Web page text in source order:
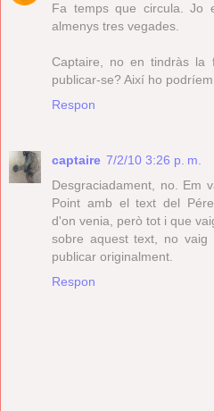
Fa temps que circula. Jo
almenys tres vegades.
Captaire, no en tindràs la
publicar-se? Així ho
Respon
captaire 7/2/10 3:26 p. m.
Desgraciadament, no. Em
Point amb el text del
d'on venia, però tot i que
sobre aquest text, no
publicar originalment.
Respon